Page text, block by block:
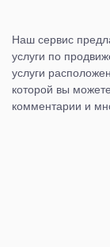
Наш сервис
услуги по
услуги
которой вы
комментарии и